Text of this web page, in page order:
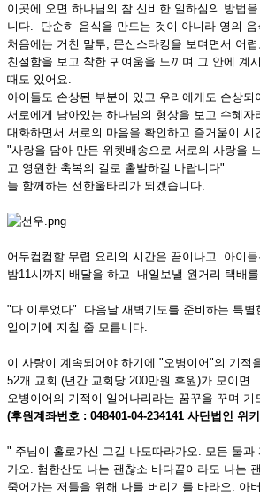
이곳에 오면 하나님의 참 신비한 일하심의 방법
니다. 단순히 음식을 만드는 것이 아니라 영의 음
처음에는 거친 말투, 문신스타킹을 보며면서 어
친절함을 보고 착한 귀여움을 느끼며 그 안에 계
때도 있어요.
아이들도 손상된 부분이 있고 우리에게도 손상되
서로에게 남아있는 하나님의 형상을 보고 수혜자
대화하면서 서로의 마음을 확인하고 즐거움이 시
"사랑을 담아 만든 위켓배송으로 서로의 사랑을
고 영원한 축복의 길로 출발하길 바랍니다"
늘 함께하는 선한울타리가 되겠습니다.
어두컴컴할 무렵 요리의 시간은 끝이나고 아이
밤11시까지 배달을 하고 내일보낼 원거리 택배를
"다 이루었다" 다음날 새벽기도를 준비하는 특
일이기에 지칠 줄 모릅니다.
이 사랑이 계속되어야 하기에 "오병이어"의 기적
52개 교회 (년간 교회당 200만원 후원)가 모이면
오병이어의 기적이 일어나리라는 꿈꾸을 꾸며 기
(후원계좌번호 : 048401-04-234141 사단법인 위
" 주님이 홀로가신 그길 나도따라가오. 모든 물과
가오. 험한산도 나는 괜찮소 바다끝이라도 나는
죽어가는 저들을 위해 나를 버리기를 바라오. 아